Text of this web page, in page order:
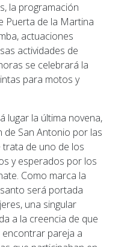
la programación
Puerta de la Martina
actuaciones
actividades de
se celebrará la
para motos y
lugar la última novena,
de San Antonio por las
trata de uno de los
y esperados por los
Como marca la
será portada
una singular
a la creencia de que
pareja a